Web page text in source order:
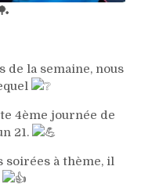
de la semaine, nous
4ème journée de
21.
soirées à thème, il